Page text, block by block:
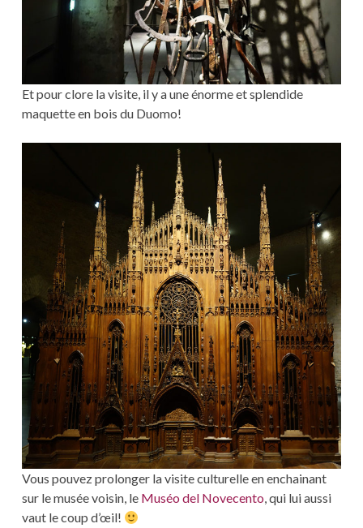
Et pour clore la visite, il y a une énorme et splendide
maquette en bois du Duomo!
Vous pouvez prolonger la visite culturelle en enchainant
sur le musée voisin, le Muséo del Novecento, qui lui aussi
vaut le coup d’œil!